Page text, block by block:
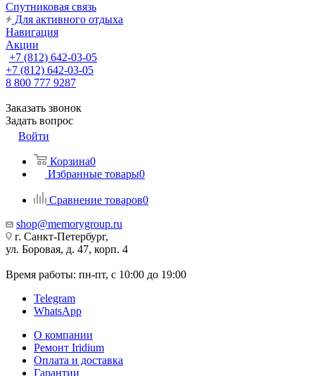
Спутниковая связь
Для активного отдыха
Навигация
Акции
+7 (812) 642-03-05
+7 (812) 642-03-05
8 800 777 9287
Заказать звонок
Задать вопрос
Войти
Корзина0
Избранные товары0
Сравнение товаров0
shop@memorygroup.ru
г. Санкт-Петербург,
ул. Боровая, д. 47, корп. 4
Время работы: пн-пт, с 10:00 до 19:00
Telegram
WhatsApp
О компании
Ремонт Iridium
Оплата и доставка
Гарантии